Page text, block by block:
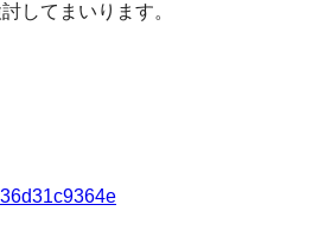
してまいります。